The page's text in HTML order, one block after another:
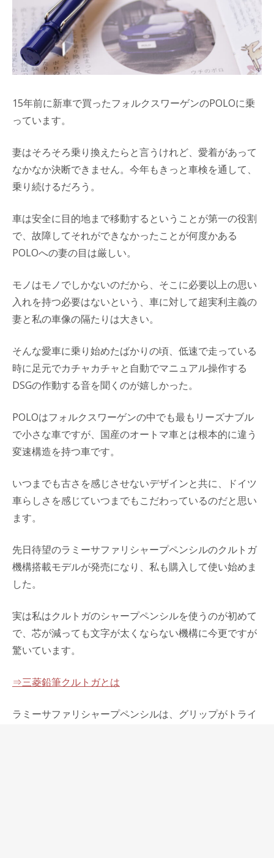
15年前に新車で買ったフォルクスワーゲンのPOLOに乗
っています。
妻はそろそろ乗り換えたらと言うけれど、愛着があって
なかなか決断できません。今年もきっと車検を通して、
乗り続けるだろう。
車は安全に目的地まで移動するということが第一の役割
で、故障してそれができなかったことが何度かある
POLOへの妻の目は厳しい。
モノはモノでしかないのだから、そこに必要以上の思い
入れを持つ必要はないという、車に対して超実利主義の
妻と私の車像の隔たりは大きい。
そんな愛車に乗り始めたばかりの頃、低速で走っている
時に足元でカチャカチャと自動でマニュアル操作する
DSGの作動する音を聞くのが嬉しかった。
POLOはフォルクスワーゲンの中でも最もリーズナブル
で小さな車ですが、国産のオートマ車とは根本的に違う
変速構造を持つ車です。
いつまでも古さを感じさせないデザインと共に、ドイツ
車らしさを感じていつまでもこだわっているのだと思い
ます。
先日待望のラミーサファリシャープペンシルのクルトガ
機構搭載モデルが発売になり、私も購入して使い始めま
した。
実は私はクルトガのシャープペンシルを使うのが初めて
で、芯が減っても文字が太くならない機構に今更ですが
驚いています。
⇒三菱鉛筆クルトガとは
ラミーサファリシャープペンシルは、グリップがトライ